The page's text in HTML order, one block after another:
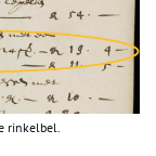
rinkelbel.